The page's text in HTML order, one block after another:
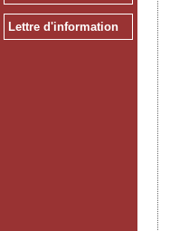
Lettre d'information